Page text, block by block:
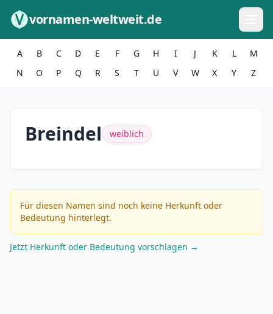
vornamen-weltweit.de
A B C D E F G H I J K L
M
N
O P Q R S T U V W X Y Z
Breindel weiblich
Für diesen Namen sind noch keine Herkunft oder
Bedeutung hinterlegt.
Jetzt Herkunft oder Bedeutung vorschlagen →